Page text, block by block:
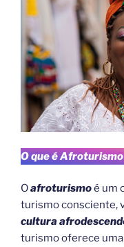
O que é
Oafroturismoé um
turismo consciente,
cultura
turismo oferece